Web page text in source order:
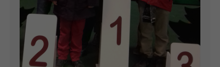
kommen sie einmal in der Woche ins Haus
werden von vielen Bewohnern schon freudig
erwartet.